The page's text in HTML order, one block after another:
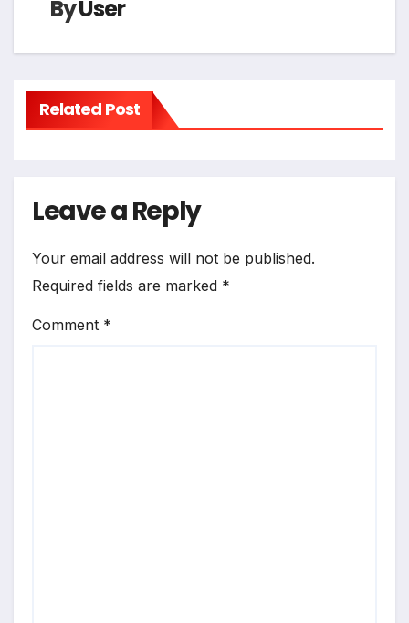
ByUser
Related Post
Leave a Reply
Your email address will not be published.
Required fields are marked *
Comment *